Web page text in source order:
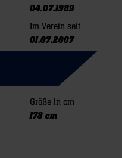
04.07.1989
Im Verein seit
01.07.2007
Größe in cm
178 cm